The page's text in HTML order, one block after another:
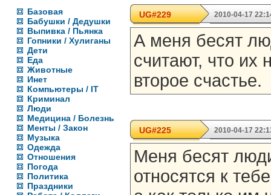
Базовая
Бабушки / Дедушки
Выпивка / Пьянка
Гопники / Хулиганы
Дети
Еда
Животные
Инет
Компьютеры / IT
Криминал
Люди
Медицина / Болезнь
Менты / Закон
Музыка
Одежда
Отношения
Погода
Политика
Праздники
UG#229 2010-04-17
А меня бесят
считают, что их
второе счастье.
UG#225 2010-04-17
Меня бесят
относятся к